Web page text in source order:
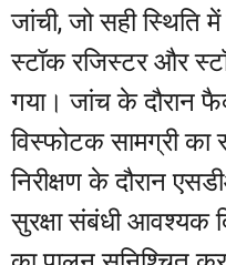
जांची, जो सही स्थिति
स्टॉक रजिस्टर और
गया। जांच के दौरान
विस्फोटक सामग्री का
निरीक्षण के दौरान
सुरक्षा संबंधी आवश्यक